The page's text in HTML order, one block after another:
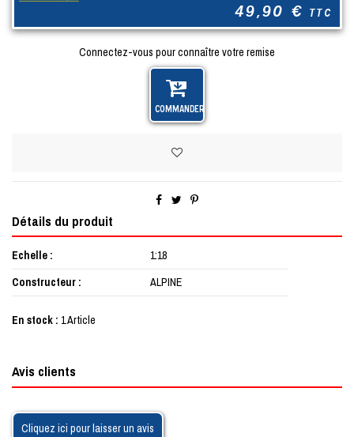
49,90 € TTC
Connectez-vous pour connaître votre remise
Commander
Détails du produit
Echelle
1:18
Constructeur
ALPINE
En stock 1 Article
Avis clients
Cliquez ici pour laisser un avis